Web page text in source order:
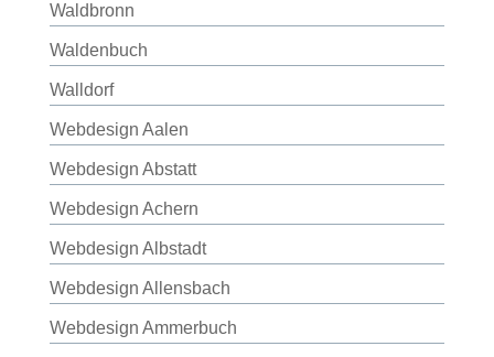
Waldbronn
Waldenbuch
Walldorf
Webdesign Aalen
Webdesign Abstatt
Webdesign Achern
Webdesign Albstadt
Webdesign Allensbach
Webdesign Ammerbuch